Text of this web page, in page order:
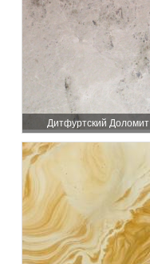
Дитфуртский Доломит